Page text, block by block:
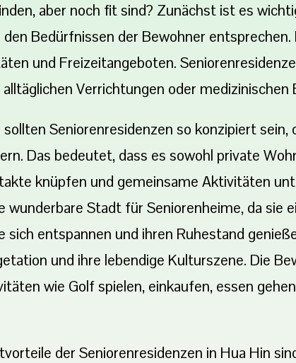
aber noch fit sind? Zunächst ist es
den Bedürfnissen der Bewohner
und Freizeitangeboten.
Verrichtungen oder
sollten Seniorenresidenzen so konzipiert
Das bedeutet, dass es sowohl private
knüpfen und gemeinsame Aktivitäten
wunderbare Stadt für Seniorenheime, da sie
sich entspannen und ihren Ruhestand
und ihre lebendige Kulturszene. Die
wie Golf spielen, einkaufen, essen
der Seniorenresidenzen in Hua Hin